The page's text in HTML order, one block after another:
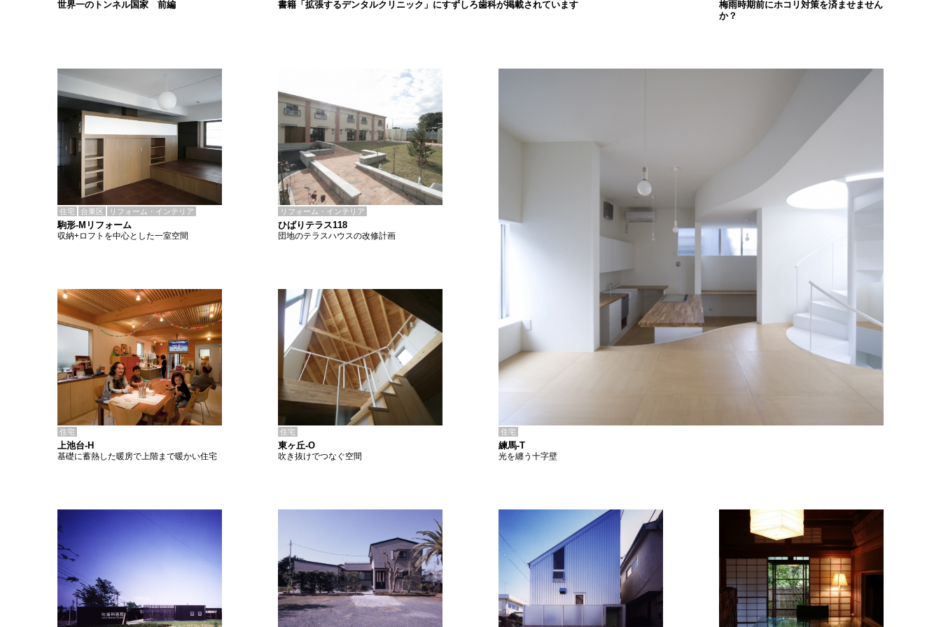
書籍「拡張するデンタルクリニック」にすずしろ歯科が掲載されています
世界一のトンネル国家 前編
梅雨時期前にホコリ対策を済ませません
か？
住宅 台東区 リフォーム・インテリア
駒形-Mリフォーム
収納+ロフトを中心とした一室空間
リフォーム・インテリア
ひばりテラス118
団地のテラスハウスの改修計画
住宅
上池台-H
基礎に蓄熱した暖房で上階まで暖かい住宅
住宅
東ヶ丘-O
吹き抜けでつなぐ空間
住宅
練馬-T
光を纏う十字壁